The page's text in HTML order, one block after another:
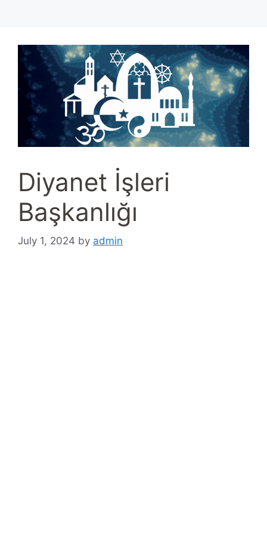
Diyanet İşleri
Başkanlığı
July 1, 2024 by admin